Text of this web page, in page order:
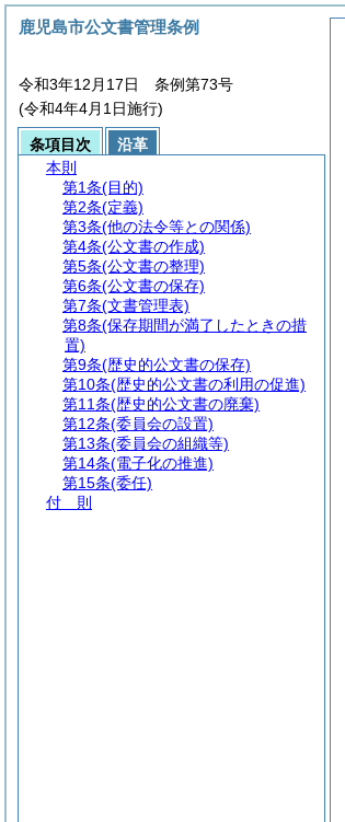
鹿児島市公文書管理条例
令和3年12月17日 条例第73号
(令和4年4月1日施行)
条項目次
沿革
本則
第1条(目的)
第2条(定義)
第3条(他の法令等との関係)
第4条(公文書の作成)
第5条(公文書の整理)
第6条(公文書の保存)
第7条(文書管理表)
第8条(保存期間が満了したときの措
置)
第9条(歴史的公文書の保存)
第10条(歴史的公文書の利用の促進)
第11条(歴史的公文書の廃棄)
第12条(委員会の設置)
第13条(委員会の組織等)
第14条(電子化の推進)
第15条(委任)
付 則